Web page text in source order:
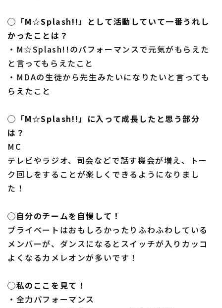
◯「M☆Splash!!」として活動していて一番うれし
かったことは？
・M☆Splash!!のパフォーマンスで元気がもらえた
と言ってもらえたこと
・MDAの生徒から先生みたいになりたいと言っても
らえたこと
◯「M☆Splash!!」に入って成長したと思う部分
は？
MC
テレビやラジオ、司会などで話す機会が増え、トー
ク回しをすることが楽しくできるようになりまし
た！
◯自分のチームを自慢して！
プライベートはおもしろかったりふわふわしている
メンバーが、ダンスになるとスイッチが入りカッコ
よくなるカメレオンが多いです！
◯私のここを見て！
・全力パフォーマンス